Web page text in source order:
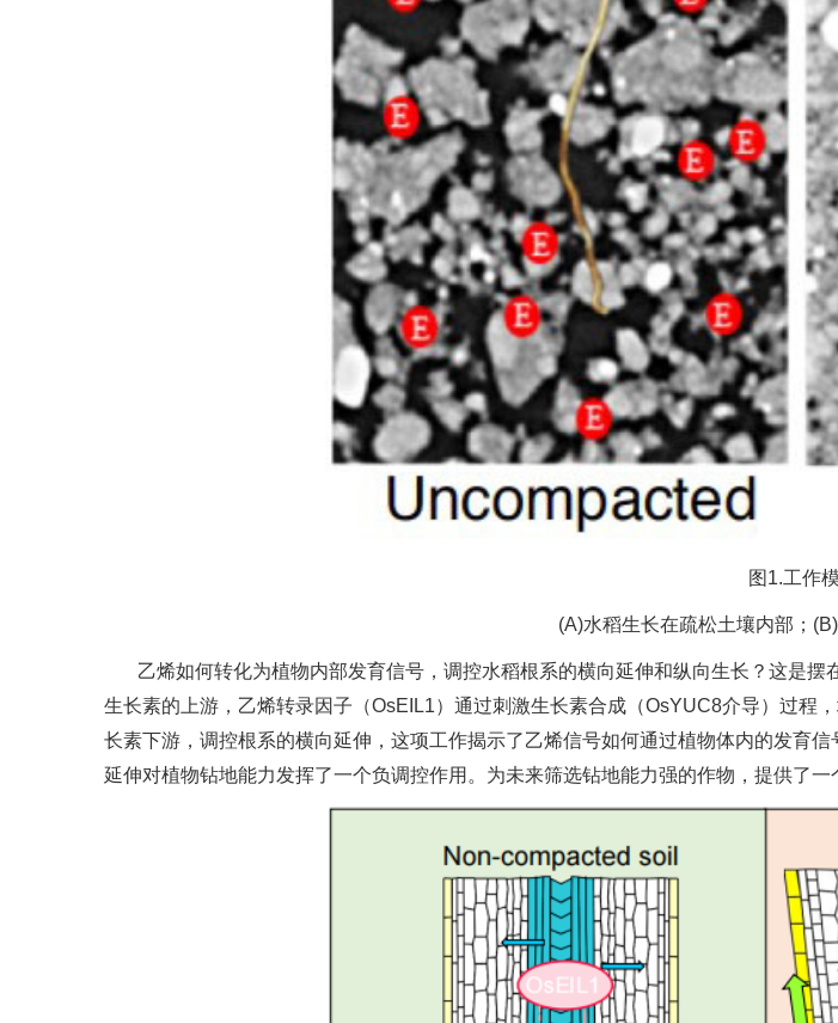
图1.工作
(A)水稻生长在疏松土壤内部；
乙烯如何转化为植物内部发育信号，调控水稻根系的横向延伸和纵向生长？这是
生长素的上游，乙烯转录因子（OsEIL1）通过刺激生长素合成（OsYUC8介导）过程
长素下游，调控根系的横向延伸，这项工作揭示了乙烯信号如何通过植物体内的发育
延伸对植物钻地能力发挥了一个负调控作用。为未来筛选钻地能力强的作物，提供了一